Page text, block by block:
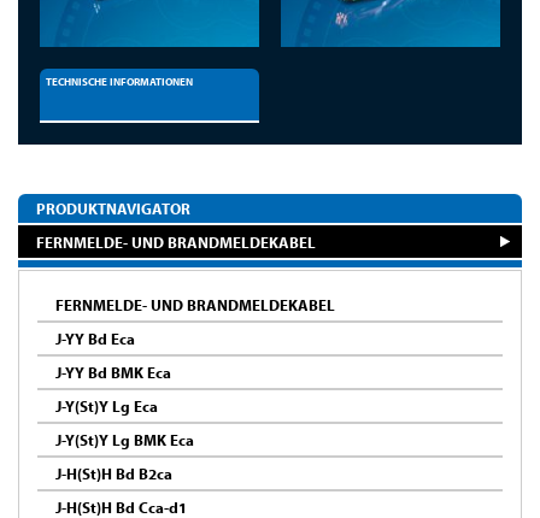
TECHNISCHE INFORMATIONEN
PRODUKTNAVIGATOR
FERNMELDE- UND BRANDMELDEKABEL
FERNMELDE- UND BRANDMELDEKABEL
J-YY Bd Eca
J-YY Bd BMK Eca
J-Y(St)Y Lg Eca
J-Y(St)Y Lg BMK Eca
J-H(St)H Bd B2ca
J-H(St)H Bd Cca-d1